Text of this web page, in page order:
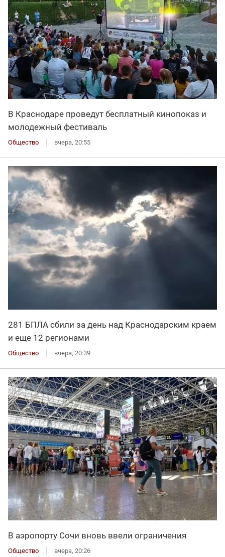
В Краснодаре проведут бесплатный кинопоказ и
молодежный фестиваль
Общество вчера, 20:55
281 БПЛА сбили за день над Краснодарским краем
и еще 12 регионами
Общество вчера, 20:39
В аэропорту Сочи вновь ввели ограничения
Общество вчера, 20:26